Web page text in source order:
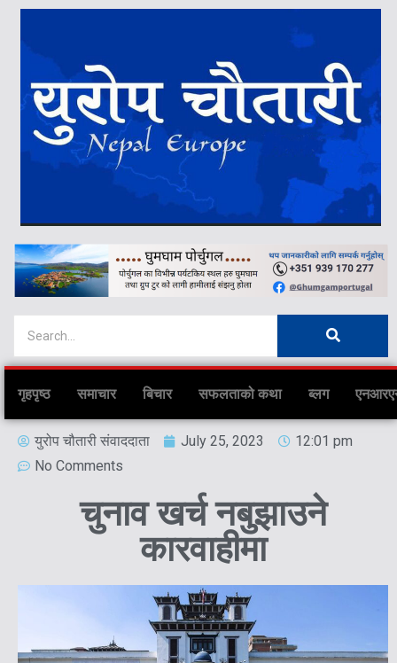
गृहपृष्ठ समाचार बिचार सफलताको कथा ब्लग
युरोप चौतारी संवाददाता July 25, 2023
12:01 pm
No Comments
चुनाव खर्च नबुझाउने
कारवाहीमा